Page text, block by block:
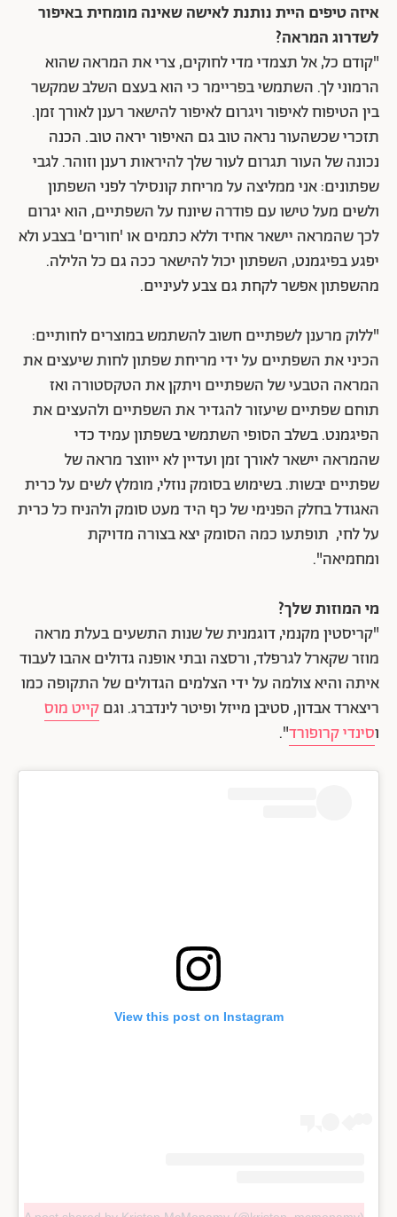
איזה טיפים היית נותנת לאישה שאינה מומחית באיפור
לשדרוג המראה?
"קודם כל, אל תצמדי מדי לחוקים, צרי את המראה שהוא
הרמוני לך. השתמשי בפריימר כי הוא בעצם השלב שמקשר
בין הטיפוח לאיפור ויגרום לאיפור להישאר רענן לאורך זמן.
תזכרי שכשהעור נראה טוב גם האיפור יראה טוב. הכנה
נכונה של העור תגרום לעור שלך להיראות רענן וזוהר. לגבי
שפתונים: אני ממליצה על מריחת קונסילר לפני השפתון
ולשים מעל טישו עם פודרה שיונח על השפתיים, הוא יגרום
לכך שהמראה יישאר אחיד וללא כתמים או 'חורים' בצבע ולא
יפגע בפיגמנט, השפתון יכול להישאר ככה גם כל הלילה.
מהשפתון אפשר לקחת גם צבע לעיניים.
"ללוק מרענן לשפתיים חשוב להשתמש במוצרים לחותיים:
הכיני את השפתיים על ידי מריחת שפתון לחות שיעצים את
המראה הטבעי של השפתיים ויתקן את הטקסטורה ואז
תוחם שפתיים שיעזור להגדיר את השפתיים ולהעצים את
הפיגמנט. בשלב הסופי השתמשי בשפתון עמיד כדי
שהמראה יישאר לאורך זמן ועדיין לא ייווצר מראה של
שפתיים יבשות. בשימוש בסומק נוזלי, מומלץ לשים על כרית
האגודל בחלק הפנימי של כף היד מעט סומק ולהניח כל כרית
על לחי, תופתעו כמה הסומק יצא בצורה מדויקת
ומחמיאה".
מי המוזות שלך?
"קריסטין מקנמי, דוגמנית של שנות התשעים בעלת מראה
מוזר שקארל לגרפלד, ורסצה ובתי אופנה גדולים אהבו לעבוד
איתה והיא צולמה על ידי הצלמים הגדולים של התקופה כמו
ריצארד אבדון, סטיבן מייזל ופיטר לינדברג. וגםקייט מוס
וסינדי קרופורד".
View this post on Instagram